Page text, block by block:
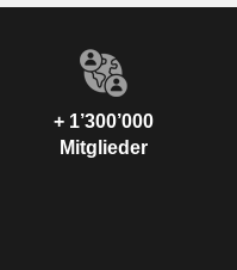
+ 1’300’000
Mitglieder